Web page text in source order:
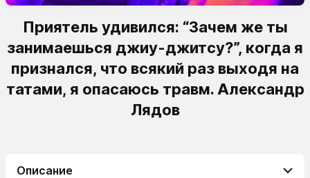
Приятель удивился: “Зачем же ты
занимаешься джиу-джитсу?”, когда я
признался, что всякий раз выходя на
татами, я опасаюсь травм. Александр
Лядов
Описание